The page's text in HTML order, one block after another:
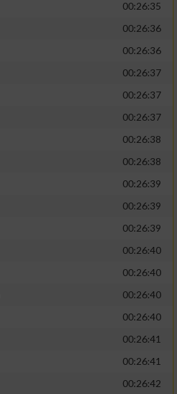
00:26:35
00:26:36
00:26:36
00:26:37
00:26:37
00:26:37
00:26:38
00:26:38
00:26:39
00:26:39
00:26:39
00:26:40
00:26:40
00:26:40
00:26:40
00:26:41
00:26:41
00:26:42